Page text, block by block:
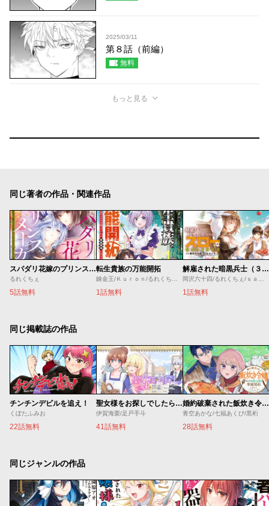
2025/03/11
第８話（前編）
無料
もっと見る
同じ著者の作品・関連作品
スパダリ花嫁のプリンスメーカー ～虐げられた呪われ王子に触れるのは私だけ…よしよしして育てたら一途に溺愛されました～
るれくちぇ
5話無料
転生貴族の万能開拓
1話無料
解雇された暗黒兵士（３０代）のスローなセカンドライフ
1話無料
同じ掲載誌の作品
チンチンデビルを追え！
くぼたふみお
22話無料
聖女様をお探しでしたら妹で間違いありません。さあどうぞお連れください、今すぐ。
伊賀海栗/足戸手斗
41話無料
婚約破棄された飯炊き令嬢の私は冷酷公爵と専属契約しました～ですが胃袋を掴んだ結果、冷たかった公爵様がどんどん優しくなっています～
青空あかな/七福あくび/黒裄
28話無料
同じジャンルの作品